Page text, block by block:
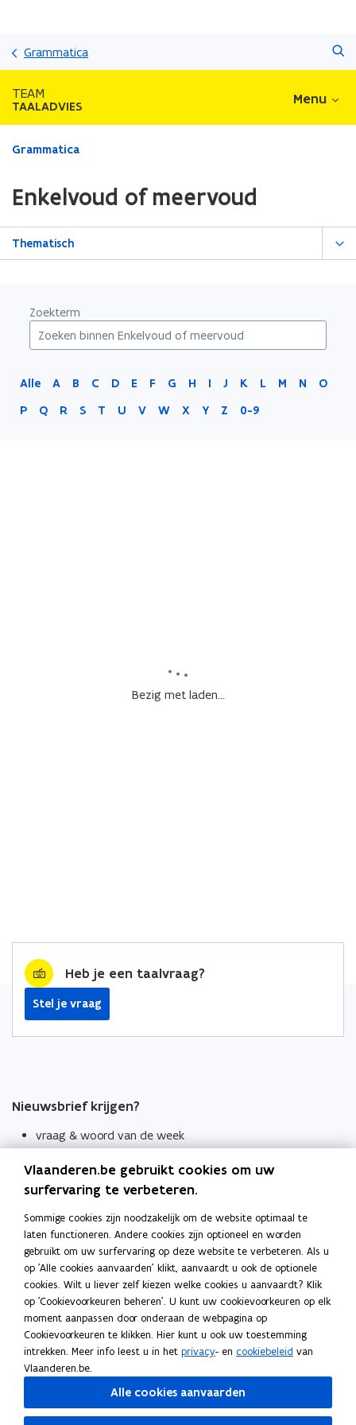
Grammatica
TEAM
TAALADVIES Menu
Gedaan
zich
op:
Enkelvoud
Grammatica
Enkelvoud of meervoud
Thematisch
Zoekterm
Alle A B C D E F G H I J K L M N
O
P
Q R S T U V W X Y Z 0-9
Bezig met laden...
Heb je een taalvraag?
Stel je vraag
Nieuwsbrief krijgen?
vraag & woord van de week
Schrijf je in
Thema's
Taaladviezen
Spellingregels
Tips voor duidelijke taal
Bekijk ook
Spellingtests
Boek- en webwijzer
Vlaanderen.be gebruikt cookies om uw
surfervaring te verbeteren.
Sommige cookies zijn noodzakelijk om de website optimaal te
laten functioneren. Andere cookies zijn optioneel en worden
gebruikt om uw surfervaring op deze website te verbeteren. Als u
op 'Alle cookies aanvaarden' klikt, aanvaardt u ook de optionele
cookies. Wilt u liever zelf kiezen welke cookies u aanvaardt? Klik
op 'Cookievoorkeuren beheren'. U kunt uw cookievoorkeuren op elk
moment aanpassen door onderaan de webpagina op
Cookievoorkeuren te klikken. Hier kunt u ook uw toestemming
intrekken. Meer info leest u in het privacy- en cookiebeleid van
Vlaanderen.be.
Alle cookies aanvaarden